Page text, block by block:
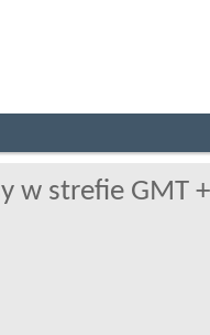
w strefie GMT